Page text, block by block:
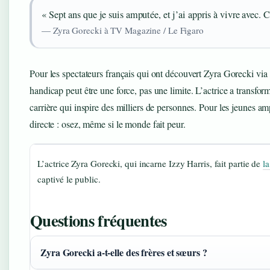
« Sept ans que je suis amputée, et j’ai appris à vivre avec.
— Zyra Gorecki à TV Magazine / Le Figaro
Pour les spectateurs français qui ont découvert Zyra Gorecki via
handicap peut être une force, pas une limite. L’actrice a
carrière qui inspire des milliers de personnes. Pour les jeunes
directe : osez, même si le monde fait peur.
L’actrice Zyra Gorecki, qui incarne Izzy Harris, fait partie de
captivé le public.
Questions fréquentes
Zyra Gorecki a-t-elle des frères et sœurs ?